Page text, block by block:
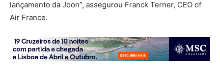
lançamento da Joon”, assegurou Franck Terner, CEO of
Air France.